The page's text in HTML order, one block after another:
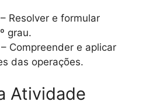
Resolver e formular
grau.
Compreender e aplicar
das operações.
Atividade